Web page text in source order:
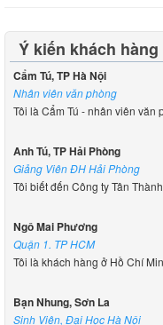
Ý kiến khách hàng
Cẩm Tú, TP Hà Nội
Nhân viên văn phòng
Tôi là Cẩm Tú - nhân viên văn
Anh Tú, TP Hải Phòng
Giảng Viên ĐH Hải Phòng
Tôi biết đến Công ty Tân
Ngô Mai Phương
Quận 1. TP HCM
Tôi là khách hàng ở Hồ Chí
Bạn Nhung, Sơn La
Sinh Viên, Đại Học Hà Nội